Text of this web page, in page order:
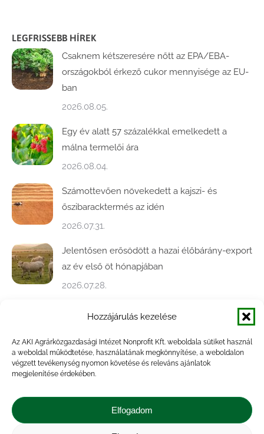
Hozzájárulás kezelése
Az AKI Agrárközgazdasági Intézet Nonprofit Kft. weboldala sütiket használ
a weboldal működtetése, használatának megkönnyítése, a weboldalon
végzett tevékenység nyomon követése és releváns ajánlatok
megjelenítése érdekében.
Elfogadom
LEGFRISSEBB HÍREK
Csaknem kétszeresére nőtt az EPA/EBA-
országokból érkező cukor mennyisége az EU-
ban
2026.08.05.
Egy év alatt 57 százalékkal emelkedett a
málna termelői ára
2026.08.04.
Számottevően növekedett a kajszi- és
őszibaracktermés az idén
2026.07.31.
Jelentősen erősödött a hazai élőbárány-export
az év első öt hónapjában
2026.07.28.
Közel ötödével bővült a baromfivágás
2026.07.28.
A végéhez közelít az őszi búza betakarítása